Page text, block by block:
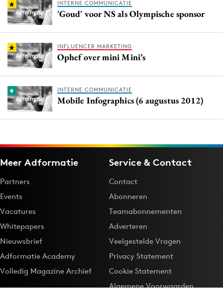
INTERNE COMMUNICATIE
'Goud' voor NS als Olympische sponsor
INFLUENCER MARKETING
Ophef over mini Mini’s
INTERNE COMMUNICATIE
Mobile Infographics (6 augustus 2012)
Meer Adformatie
Partners
Events
Vacatures
Whitepapers
Nieuwsbrief
Adformatie Academy
Volledig Magazine Archief
Service & Contact
Contact
Abonneren
Teamabonnementen
Adverteren
Veelgestelde Vragen
Privacy Statement
Cookie Statement
Algemene Voorwaarden